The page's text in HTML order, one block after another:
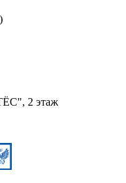
2 этаж